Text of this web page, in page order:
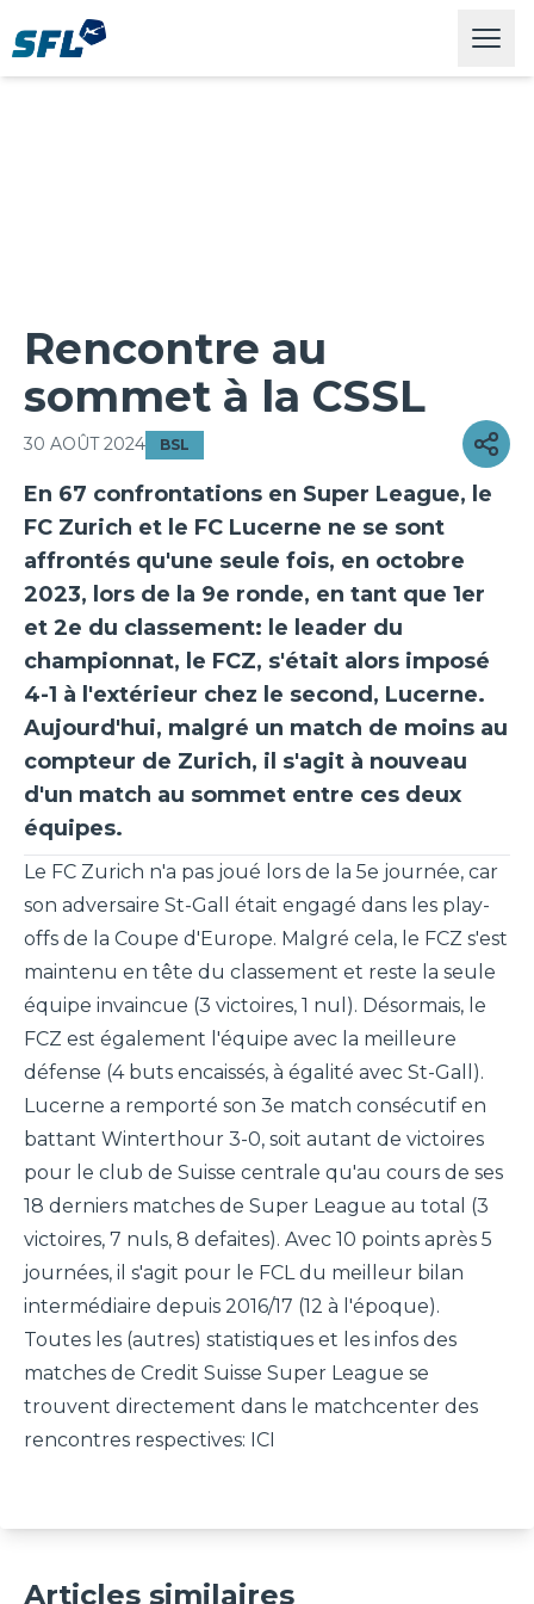
Swiss Football League
Rencontre au
sommet à la CSSL
30 AOÛT 2024 BSL
En 67 confrontations en Super League, le
FC Zurich et le FC Lucerne ne se sont
affrontés qu'une seule fois, en octobre
2023, lors de la 9e ronde, en tant que 1er
et 2e du classement: le leader du
championnat, le FCZ, s'était alors imposé
4-1 à l'extérieur chez le second, Lucerne.
Aujourd'hui, malgré un match de moins au
compteur de Zurich, il s'agit à nouveau
d'un match au sommet entre ces deux
équipes.
Le FC Zurich n'a pas joué lors de la 5e journée, car
son adversaire St-Gall était engagé dans les play-
offs de la Coupe d'Europe. Malgré cela, le FCZ s'est
maintenu en tête du classement et reste la seule
équipe invaincue (3 victoires, 1 nul). Désormais, le
FCZ est également l'équipe avec la meilleure
défense (4 buts encaissés, à égalité avec St-Gall).
Lucerne a remporté son 3e match consécutif en
battant Winterthour 3-0, soit autant de victoires
pour le club de Suisse centrale qu'au cours de ses
18 derniers matches de Super League au total (3
victoires, 7 nuls, 8 defaites). Avec 10 points après 5
journées, il s'agit pour le FCL du meilleur bilan
intermédiaire depuis 2016/17 (12 à l'époque).
Toutes les (autres) statistiques et les infos des
matches de Credit Suisse Super League se
trouvent directement dans le matchcenter des
rencontres respectives: ICI
Articles similaires